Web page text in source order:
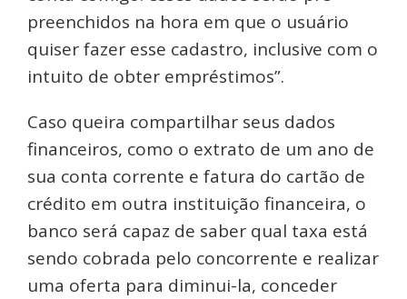
preenchidos na hora em que o usuário
quiser fazer esse cadastro, inclusive com o
intuito de obter empréstimos”.
Caso queira compartilhar seus dados
financeiros, como o extrato de um ano de
sua conta corrente e fatura do cartão de
crédito em outra instituição financeira, o
banco será capaz de saber qual taxa está
sendo cobrada pelo concorrente e realizar
uma oferta para diminui-la, conceder